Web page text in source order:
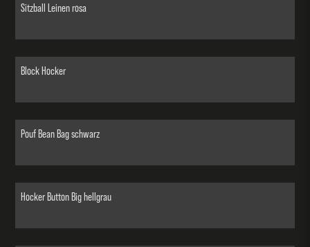
Sitzball Leinen rosa
Block Hocker
Pouf Bean Bag schwarz
Hocker Button Big hellgrau